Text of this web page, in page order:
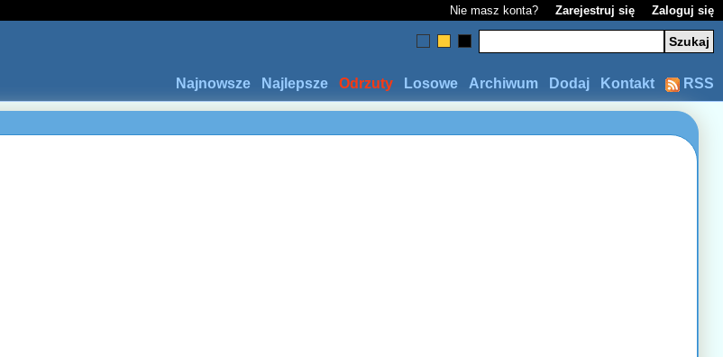
Nie masz konta? Zarejestruj się Zaloguj się
RSS
Kontakt
Dodaj
Archiwum
Losowe
Odrzuty
Najlepsze
Najnowsze